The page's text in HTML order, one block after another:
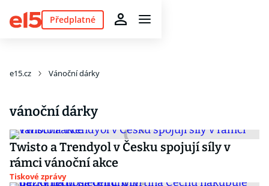
Předplatné
e15.cz Vánoční dárky
vánoční dárky
Twisto a Trendyol v Česku spojují síly v
rámci vánoční akce
Tiskové zprávy